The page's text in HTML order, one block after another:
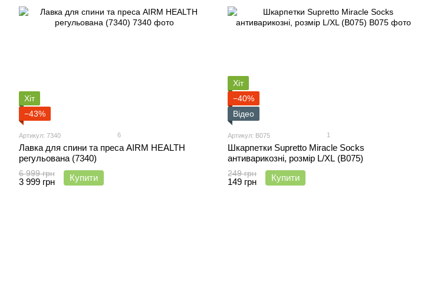
Хіт
−43%
Артикул: 7340 6
Лавка для спини та преса AIRM HEALTH
регульована (7340)
6 999 грн
3 999 грн Купити
Хіт
−40%
Відео
Артикул: B075 1
Шкарпетки Supretto Miracle Socks
антиварикозні, розмір L/XL (B075)
249 грн
149 грн Купити